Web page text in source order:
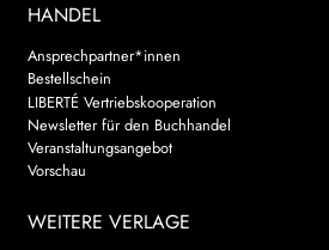
HANDEL
Ansprechpartner*innen
Bestellschein
LIBERTÉ Vertriebskooperation
Newsletter für den Buchhandel
Veranstaltungsangebot
Vorschau
WEITERE VERLAGE